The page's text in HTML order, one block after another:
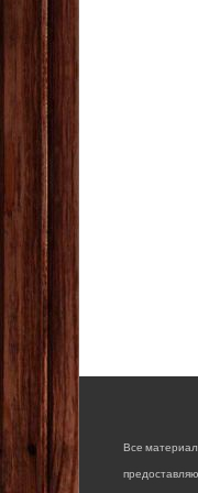
Все